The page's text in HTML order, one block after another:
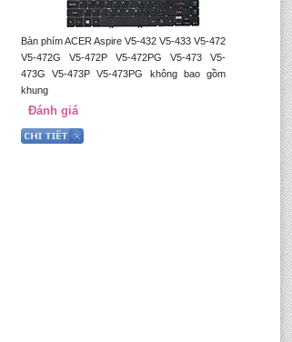
Bàn phím ACER Aspire V5-432 V5-433 V5-472
V5-472G V5-472P V5-472PG V5-473 V5-
473G V5-473P V5-473PG không bao gồm
khung
Đánh giá